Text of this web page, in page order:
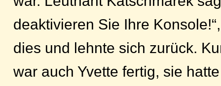
deaktivieren Sie Ihre
dies und lehnte sich zurück.
war auch Yvette fertig, sie